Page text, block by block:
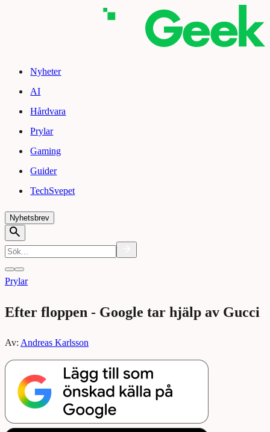
Nyheter
AI
Hårdvara
Prylar
Gaming
Guider
TechSvepet
Nyhetsbrev
Prylar
Efter floppen - Google tar hjälp av Gucci
Av: Andreas Karlsson